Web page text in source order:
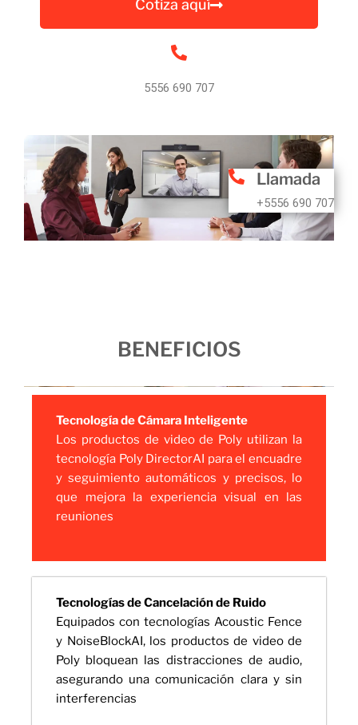
Cotiza aquí
5556 690 707
Llamada
+5556 690 707
BENEFICIOS
Tecnología de Cámara Inteligente
Los productos de video de Poly utilizan la
tecnología Poly DirectorAI para el encuadre
y seguimiento automáticos y precisos, lo
que mejora la experiencia visual en las
reuniones
Tecnologías de Cancelación de Ruido
Equipados con tecnologías Acoustic Fence
y NoiseBlockAI, los productos de video de
Poly bloquean las distracciones de audio,
asegurando una comunicación clara y sin
interferencias